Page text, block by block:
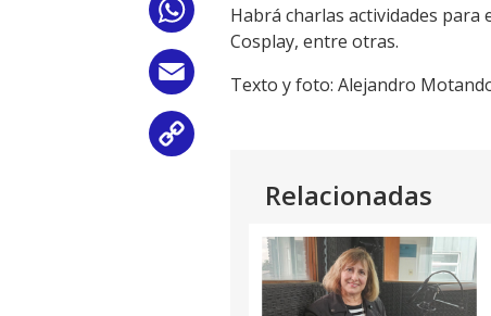
WhatsApp
Email
Habrá charlas actividades para
Cosplay, entre otras.
Texto y foto: Alejandro
Relacionadas